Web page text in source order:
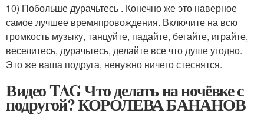
10) Побольше дурачьтесь . Конечно же это наверное
самое лучшее времяпровождения. Включите на всю
громкость музыку, танцуйте, падайте, бегайте, играйте,
веселитесь, дурачьтесь, делайте все что душе угодно.
Это же ваша подруга, ненужно ничего стеснятся.
Видео TAG Что делать на ночёвке с
подругой? КОРОЛЕВА БАНАНОВ